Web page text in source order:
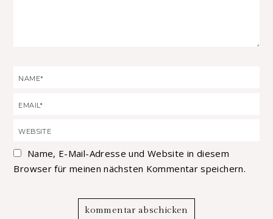
Name, E-Mail-Adresse und Website in diesem
Browser für meinen nächsten Kommentar speichern.